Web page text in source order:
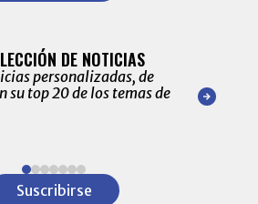
DE NOTICIAS
personalizadas, de
su top 20 de los temas de
de las
Suscribirse